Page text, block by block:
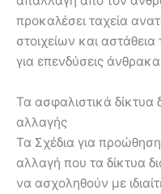
προκαλέσει ταχεία
στοιχείων και αστάθεια
για επενδύσεις
Τα ασφαλιστικά δίκτυα
αλλαγής
Τα Σχέδια για
αλλαγή που τα δίκτυα
να ασχοληθούν με